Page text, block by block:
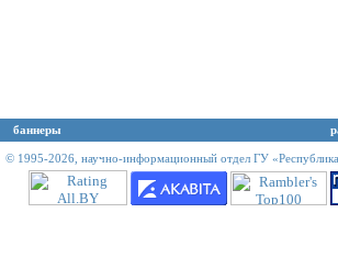
баннеры
© 1995-2026, научно-информационный отдел ГУ